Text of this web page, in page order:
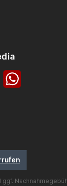
WhatsApp
ggf.